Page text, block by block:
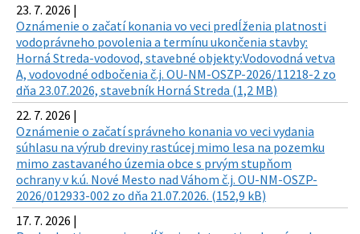
23. 7. 2026 |
Oznámenie o začatí konania vo veci predĺženia platnosti
vodoprávneho povolenia a termínu ukončenia stavby:
Horná Streda-vodovod, stavebné objekty:Vodovodná vetva
A, vodovodné odbočenia č.j. OU-NM-OSZP-2026/11218-2 zo
dňa 23.07.2026, stavebník Horná Streda (1,2 MB)
22. 7. 2026 |
Oznámenie o začatí správneho konania vo veci vydania
súhlasu na výrub dreviny rastúcej mimo lesa na pozemku
mimo zastavaného územia obce s prvým stupňom
ochrany v k.ú. Nové Mesto nad Váhom č.j. OU-NM-OSZP-
2026/012933-002 zo dňa 21.07.2026. (152,9 kB)
17. 7. 2026 |